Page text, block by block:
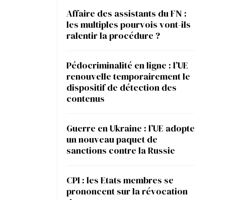
Affaire des assistants du FN :
les multiples pourvois vont-ils
ralentir la procédure ?
Pédocriminalité en ligne : l’UE
renouvelle temporairement le
dispositif de détection des
contenus
Guerre en Ukraine : l’UE adopte
un nouveau paquet de
sanctions contre la Russie
CPI : les Etats membres se
prononcent sur la révocation